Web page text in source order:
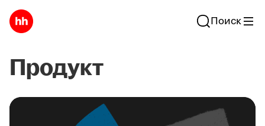
Поиск
Продукт